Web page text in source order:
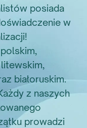
posiada
w
polskim,
białoruskim.
z naszych
prowadzi